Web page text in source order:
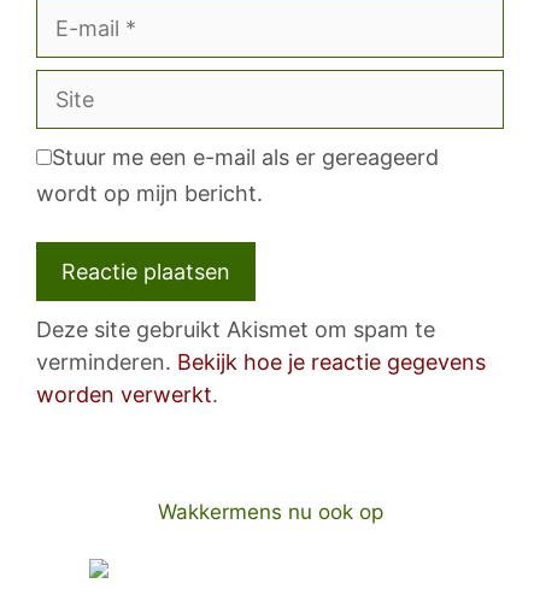
E-
Site
Stuur me een e-mail als er gereageerd
wordt op mijn bericht.
Deze site gebruikt Akismet om spam te
verminderen. Bekijk hoe je reactie gegevens
worden verwerkt.
Wakkermens nu ook op